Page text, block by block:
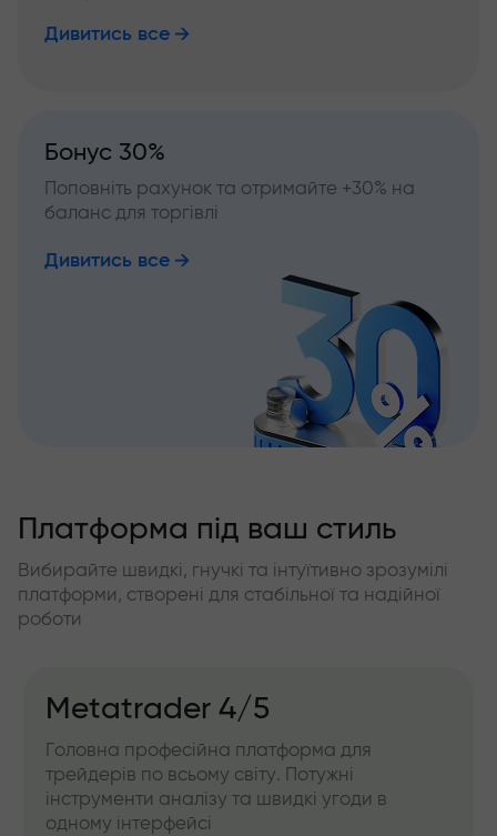
Дивитись все
Бонус 30%
Поповніть рахунок та отримайте +30% на
баланс для торгівлі
Дивитись все
Платформа під ваш стиль
Вибирайте швидкі, гнучкі та інтуїтивно зрозумілі
платформи, створені для стабільної та надійної
роботи
Metatrader 4/5
Головна професійна платформа для
трейдерів по всьому світу. Потужні
інструменти аналізу та швидкі угоди в
одному інтерфейсі